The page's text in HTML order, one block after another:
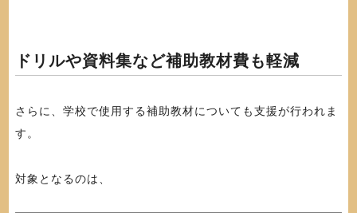
ドリルや資料集など補助教材費も軽減
さらに、学校で使用する補助教材についても支援が行われま
す。
対象となるのは、